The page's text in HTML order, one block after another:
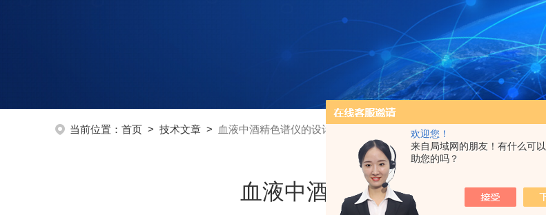
欢迎您！
来自局域网的朋友！有什么可
助您的吗？
当前位置：首页 >技术文章 > 血液中酒精色谱仪的设计,带给你不一样的体验
血液中酒精色谱仪的设计,带给